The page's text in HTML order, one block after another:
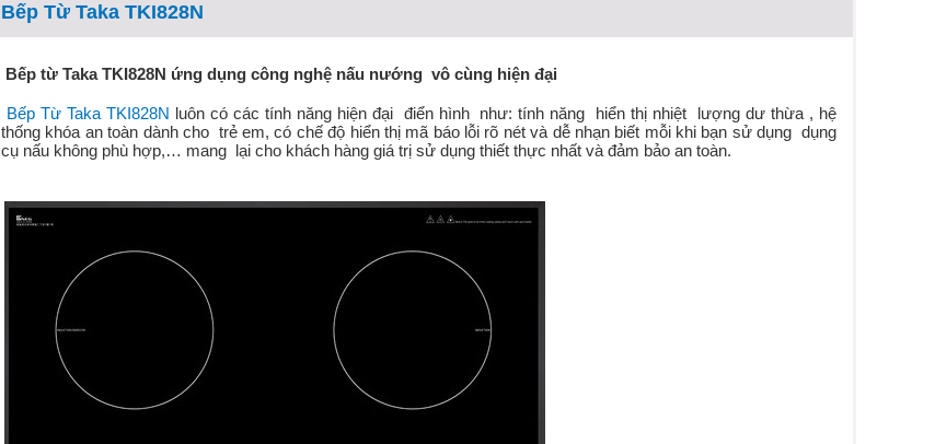
Bếp Từ Taka TKI828N
Bếp từ Taka TKI828N ứng dụng công nghệ nấu nướng vô cùng hiện đại
Bếp Từ Taka TKI828N luôn có các tính năng hiện đại điển hình như: tính năng hiển thị nhiệt lượng dư thừa , hệ
thống khóa an toàn dành cho trẻ em, có chế độ hiển thị mã báo lỗi rõ nét và dễ nhạn biết mỗi khi bạn sử dụng dụng
cụ nấu không phù hợp,… mang lại cho khách hàng giá trị sử dụng thiết thực nhất và đảm bảo an toàn.